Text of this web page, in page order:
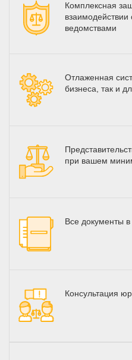
Комплексная
взаимодействии
ведомствами
Отлаженная
бизнеса, так и
при вашем
Все документы в
Консультация